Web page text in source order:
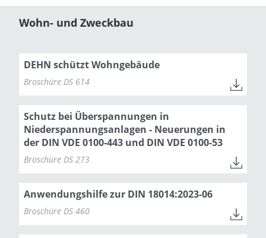
Wohn- und Zweckbau
DEHN schützt Wohngebäude
Broschüre DS 614
Schutz bei Überspannungen in
Niederspannungsanlagen - Neuerungen in
der DIN VDE 0100-443 und DIN VDE 0100-53
Broschüre DS 273
Anwendungshilfe zur DIN 18014:2023-06
Broschüre DS 460